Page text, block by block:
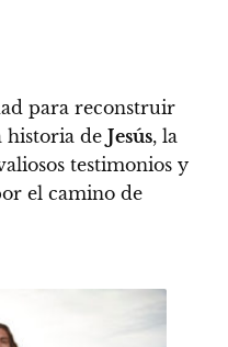
para reconstruir
historia de Jesús, la
testimonios y
el camino de